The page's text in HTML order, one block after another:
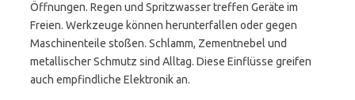
Öffnungen. Regen und Spritzwasser treffen Geräte im
Freien. Werkzeuge können herunterfallen oder gegen
Maschinenteile stoßen. Schlamm, Zementnebel und
metallischer Schmutz sind Alltag. Diese Einflüsse greifen
auch empfindliche Elektronik an.